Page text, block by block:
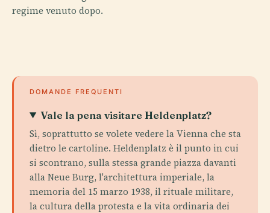
regime venuto dopo.
DOMANDE FREQUENTI
Vale la pena visitare Heldenplatz?
Sì, soprattutto se volete vedere la Vienna che sta
dietro le cartoline. Heldenplatz è il punto in cui
si scontrano, sulla stessa grande piazza davanti
alla Neue Burg, l'architettura imperiale, la
memoria del 15 marzo 1938, il rituale militare,
la cultura della protesta e la vita ordinaria dei